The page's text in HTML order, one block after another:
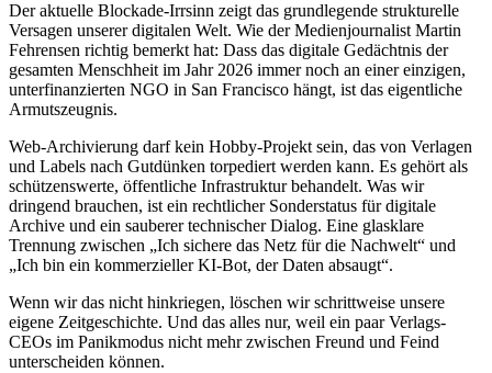
Der aktuelle Blockade-Irrsinn zeigt das grundlegende strukturelle
Versagen unserer digitalen Welt. Wie der Medienjournalist Martin
Fehrensen richtig bemerkt hat: Dass das digitale Gedächtnis der
gesamten Menschheit im Jahr 2026 immer noch an einer einzigen,
unterfinanzierten NGO in San Francisco hängt, ist das eigentliche
Armutszeugnis.
Web-Archivierung darf kein Hobby-Projekt sein, das von Verlagen
und Labels nach Gutdünken torpediert werden kann. Es gehört als
schützenswerte, öffentliche Infrastruktur behandelt. Was wir
dringend brauchen, ist ein rechtlicher Sonderstatus für digitale
Archive und ein sauberer technischer Dialog. Eine glasklare
Trennung zwischen „Ich sichere das Netz für die Nachwelt“ und
„Ich bin ein kommerzieller KI-Bot, der Daten absaugt“.
Wenn wir das nicht hinkriegen, löschen wir schrittweise unsere
eigene Zeitgeschichte. Und das alles nur, weil ein paar Verlags-
CEOs im Panikmodus nicht mehr zwischen Freund und Feind
unterscheiden können.